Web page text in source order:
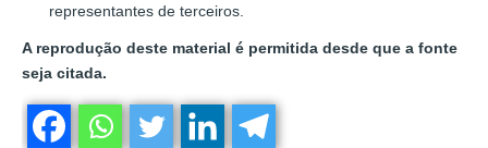
representantes de terceiros.
A reprodução deste material é permitida desde que a fonte
seja citada.